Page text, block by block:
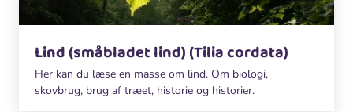
Lind (småbladet lind) (Tilia cordata)
Her kan du læse en masse om lind. Om biologi,
skovbrug, brug af træet, historie og historier.